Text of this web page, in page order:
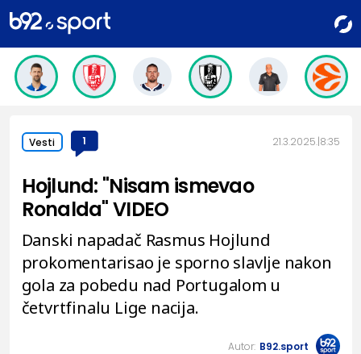
Vesti 1 21.3.2025. 8:35
Hojlund: "Nisam ismevao
Ronalda" VIDEO
Danski napadač Rasmus Hojlund
prokomentarisao je sporno slavlje nakon
gola za pobedu nad Portugalom u
četvrtfinalu Lige nacija.
Autor: B92.sport